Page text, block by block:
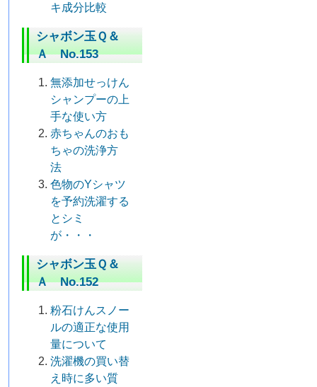
キ成分比較
シャボン玉Ｑ＆
Ａ No.153
無添加せっけん
シャンプーの上
手な使い方
赤ちゃんのおも
ちゃの洗浄方
法
色物のYシャツ
を予約洗濯する
とシミ
が・・・
シャボン玉Ｑ＆
Ａ No.152
粉石けんスノー
ルの適正な使用
量について
洗濯機の買い替
え時に多い質